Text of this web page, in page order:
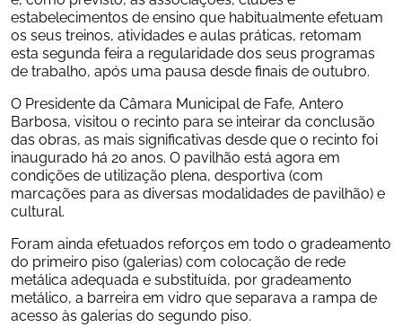
estabelecimentos de ensino que habitualmente efetuam
os seus treinos, atividades e aulas práticas, retomam
esta segunda feira a regularidade dos seus programas
de trabalho, após uma pausa desde finais de outubro.
O Presidente da Câmara Municipal de Fafe, Antero
Barbosa, visitou o recinto para se inteirar da conclusão
das obras, as mais significativas desde que o recinto foi
inaugurado há 20 anos. O pavilhão está agora em
condições de utilização plena, desportiva (com
marcações para as diversas modalidades de pavilhão) e
cultural.
Foram ainda efetuados reforços em todo o gradeamento
do primeiro piso (galerias) com colocação de rede
metálica adequada e substituída, por gradeamento
metálico, a barreira em vidro que separava a rampa de
acesso às galerias do segundo piso.